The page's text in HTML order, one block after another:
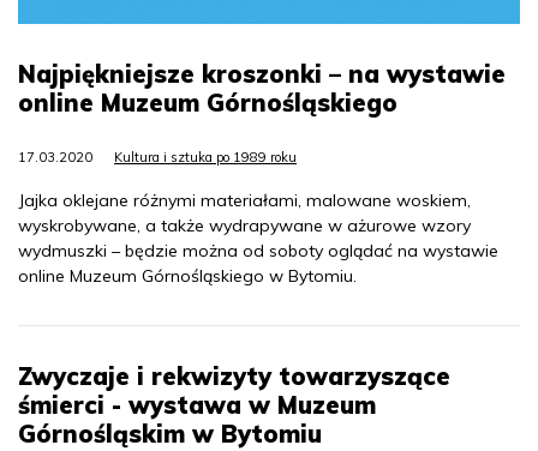
Najpiękniejsze kroszonki – na wystawie
online Muzeum Górnośląskiego
17.03.2020 Kultura i sztuka po 1989 roku
Jajka oklejane różnymi materiałami, malowane woskiem,
wyskrobywane, a także wydrapywane w ażurowe wzory
wydmuszki – będzie można od soboty oglądać na wystawie
online Muzeum Górnośląskiego w Bytomiu.
Zwyczaje i rekwizyty towarzyszące
śmierci - wystawa w Muzeum
Górnośląskim w Bytomiu